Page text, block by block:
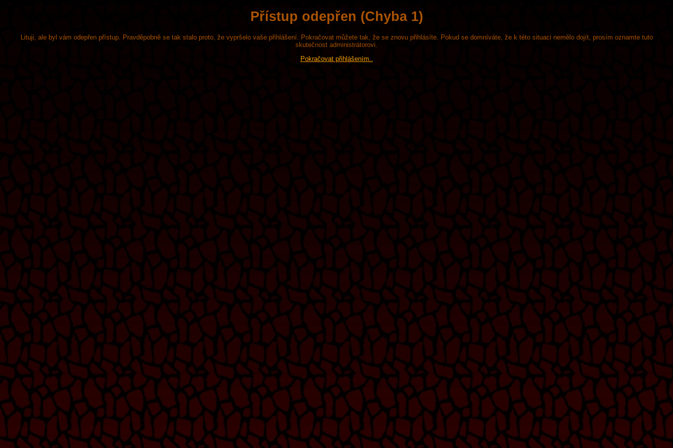
Přístup odepřen (Chyba 1)
Lituji, ale byl vám odepřen přístup. Pravděpobně se tak stalo proto, že vypršelo vaše přihlášení. Pokračovat můžete tak, že se znovu přihlásíte. Pokud se domníváte, že k této situaci nemělo dojít, prosím oznamte tuto
skutečnost administrátorovi.
Pokračovat přihlášením..